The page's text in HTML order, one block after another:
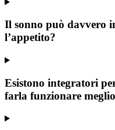
Il sonno può davvero
l’appetito?
Esistono integratori
farla funzionare